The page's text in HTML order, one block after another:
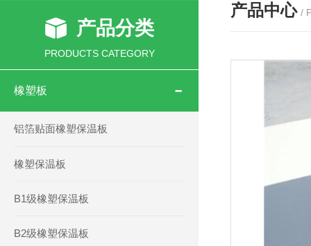
产品分类
PRODUCTS CATEGORY
橡塑板
铝箔贴面橡塑保温板
橡塑保温板
B1级橡塑保温板
B2级橡塑保温板
产品中心 /